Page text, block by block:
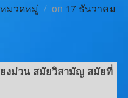
มวดหมู่ on 17 ธันวาคม
งม่วน สมัยวิสามัญ สมัยที่